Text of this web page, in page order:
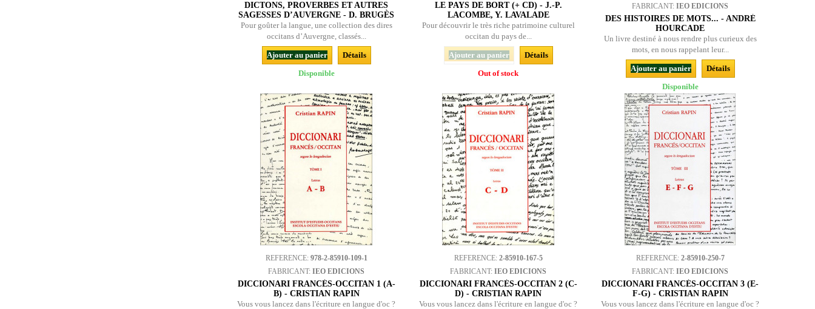
DICTONS, PROVERBES ET AUTRES
SAGESSES D’AUVERGNE - D. BRUGÈS
Pour goûter la langue, une collection des dires
occitans d’Auvergne, classés...
Ajouter au panier
Détails
Disponible
LE PAYS DE BORT (+ CD) - J.-P.
LACOMBE, Y. LAVALADE
Pour découvrir le très riche patrimoine culturel
occitan du pays de...
Ajouter au panier
Détails
Out of stock
FABRICANT:IEO EDICIONS
DES HISTOIRES DE MOTS... - ANDRÉ
HOURCADE
Un livre destiné à nous rendre plus curieux des
mots, en nous rappelant leur...
Ajouter au panier
Détails
Disponible
REFERENCE: 978-2-85910-109-1
FABRICANT:IEO EDICIONS
DICCIONARI FRANCÉS-OCCITAN 1 (A-
B) - CRISTIAN RAPIN
Vous vous lancez dans l'écriture en langue d'oc ?
REFERENCE: 2-85910-167-5
FABRICANT:IEO EDICIONS
DICCIONARI FRANCÉS-OCCITAN 2 (C-
D) - CRISTIAN RAPIN
Vous vous lancez dans l'écriture en langue d'oc ?
REFERENCE: 2-85910-250-7
FABRICANT:IEO EDICIONS
DICCIONARI FRANCÉS-OCCITAN 3 (E-
F-G) - CRISTIAN RAPIN
Vous vous lancez dans l'écriture en langue d'oc ?